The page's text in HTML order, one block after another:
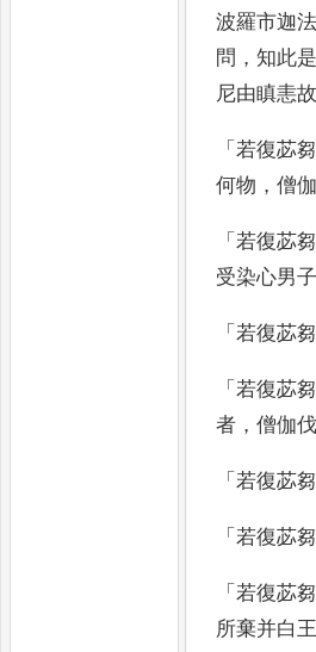
波羅市迦
問 ，知此
尼由瞋恚
「若復苾
何物 ，僧
「若復苾
受染心男
「若復苾
「若復苾
者 ，僧伽
「若復苾
「若復苾
「若復苾
所棄并白